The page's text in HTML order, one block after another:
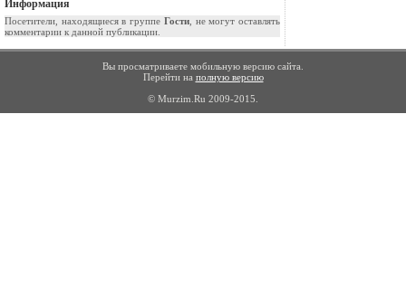
Информация
Посетители, находящиеся в группе Гости, не могут оставлять
комментарии к данной публикации.
Вы просматриваете мобильную версию сайта.
Перейти на полную версию
© Murzim.Ru 2009-2015.